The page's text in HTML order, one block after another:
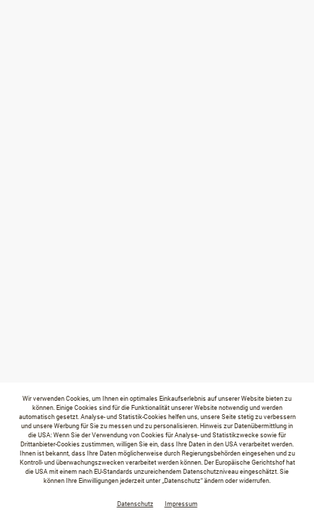
Wir verwenden Cookies, um Ihnen ein optimales Einkaufserlebnis auf unserer Website bieten zu
können. Einige Cookies sind für die Funktionalität unserer Website notwendig und werden
automatisch gesetzt. Analyse- und Statistik-Cookies helfen uns, unsere Seite stetig zu verbessern
und unsere Werbung für Sie zu messen und zu personalisieren. Hinweis zur Datenübermittlung in
die USA: Wenn Sie der Verwendung von Cookies für Analyse- und Statistikzwecke sowie für
Drittanbieter-Cookies zustimmen, willigen Sie ein, dass Ihre Daten in den USA verarbeitet werden.
Ihnen ist bekannt, dass Ihre Daten möglicherweise durch Regierungsbehörden eingesehen und zu
Kontroll- und überwachungszwecken verarbeitet werden können. Der Europäische Gerichtshof hat
die USA mit einem nach EU-Standards unzureichendem Datenschutzniveau eingeschätzt. Sie
können Ihre Einwilligungen jederzeit unter „Datenschutz“ ändern oder widerrufen.
Datenschutz Impressum